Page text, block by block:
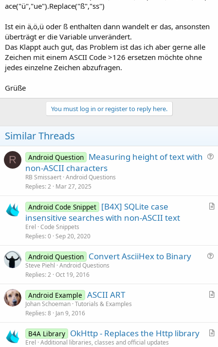
ace("ü","ue").Replace("ß","ss")
Ist ein ä,ö,ü oder ß enthalten dann wandelt er das, ansonsten
überträgt er die Variable unverändert.
Das Klappt auch gut, das Problem ist das ich aber gerne alle
Zeichen mit einem ASCII Code >126 ersetzen möchte ohne
jedes einzelne Zeichen abzufragen.
Grüße
You must log in or register to reply here.
Similar Threads
R
i
Android Question Measuring height of text with
non-ASCII characters
RB Smissaert Android Questions
Replies 2 Mar 27, 2025
A
Android Code Snippet [B4X] SQLite case
insensitive searches with non-ASCII text
Erel Code Snippets
Replies 0 Sep 20, 2020
t
Android Question Convert AsciiHex to Binary
Steve Piehl Android Questions
Replies 2 Oct 19, 2016
A
c
Android Example ASCII ART
Johan Schoeman Tutorials & Examples
Replies 8 Jan 9, 2016
A
B4A Library OkHttp - Replaces the Http library
Erel Additional libraries, classes and official updates